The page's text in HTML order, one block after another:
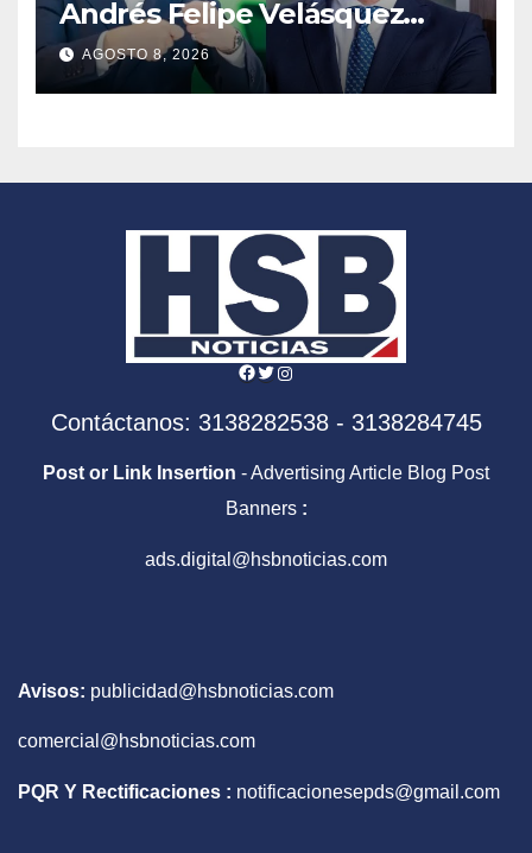
Andrés Felipe Velásquez
tomará el timón de la DIAN
en la era De la Espriella
AGOSTO 8, 2026
Facebook
Twitter
Instagram
Contáctanos: 3138282538 - 3138284745
Post or Link Insertion - Advertising Article Blog Post
Banners :
ads.digital@hsbnoticias.com
Avisos: publicidad@hsbnoticias.com
comercial@hsbnoticias.com
PQR Y Rectificaciones : notificacionesepds@gmail.com